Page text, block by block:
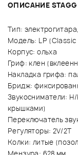
ОПИСАНИЕ STAGG
Тип:
Модель: LP (Classic
Корпус: ольха
Гриф: клен
Накладка грифа:
Бридж:
Звукосниматели:
крышками)
Переключатель
Регуляторы: 2V/2T
Колки: литые